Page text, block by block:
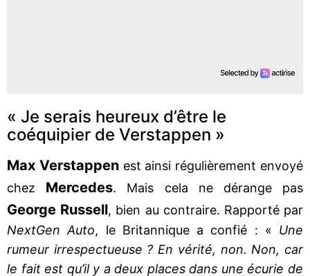
« Je serais heureux d’être le
coéquipier de Verstappen »
Max Verstappenest ainsi régulièrement envoyé
chez Mercedes. Mais cela ne dérange pas
George Russell, bien au contraire. Rapporté par
NextGen Auto, le Britannique a confié : « Une
rumeur irrespectueuse ? En vérité, non. Non, car
le fait est qu’il y a deux places dans une écurie de